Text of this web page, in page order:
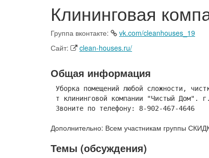
Клининговая
Группа вконтакте:
vk.com/cleanhouses_19
Сайт:
clean-houses.ru/
Общая информация
Уборка помещений любой сложности,
т клининговой компании "Чистый Дом".
Звоните по телефону: 8-902-467-4646
Дополнительно: Всем участникам группы
Темы (обсуждения)